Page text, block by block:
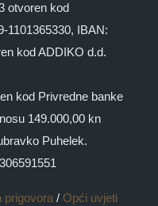
otvoren kod
1101365330, IBAN:
kod ADDIKO d.d.
kod Privredne banke
149.000,00 kn
Puhelek.
prigovora / Opći uvjeti